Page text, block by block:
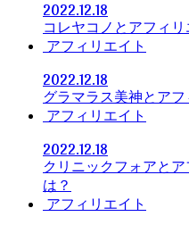
2022.12.18
コレヤコノとアフィ
アフィリエイト
2022.12.18
グラマラス美神とア
アフィリエイト
2022.12.18
クリニックフォアと
は？
アフィリエイト